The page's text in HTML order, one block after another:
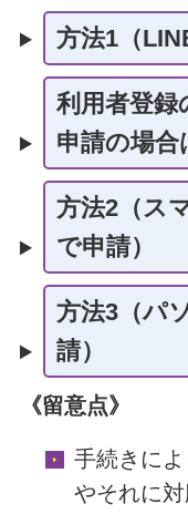
方法1（
利用者登
申請の場合
方法2（ス
で申請）
方法3（パ
請）
《留意点》
手続きに
やそれに